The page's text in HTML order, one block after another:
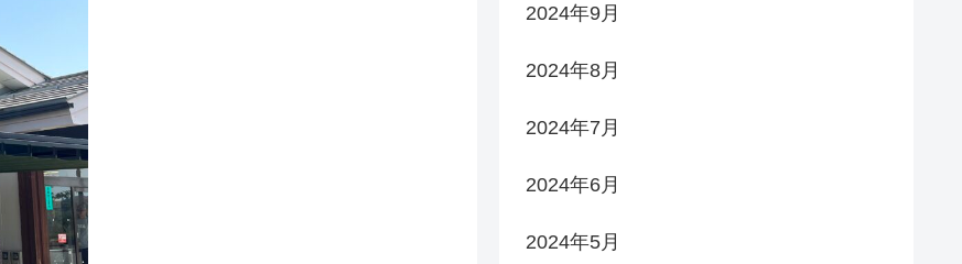
2024年9月
2024年8月
2024年7月
2024年6月
2024年5月